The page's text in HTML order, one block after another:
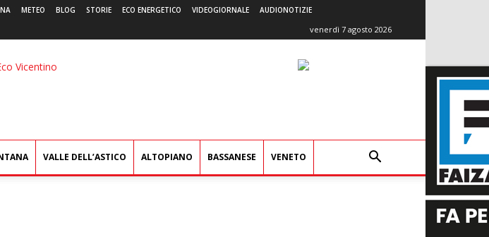
METEO BLOG STORIE ECO ENERGETICO VIDEOGIORNALE AUDIONOTIZIE
venerdì 7 agosto 2026
L'Eco
VALLE DELL’ASTICO ALTOPIANO BASSANESE VENETO